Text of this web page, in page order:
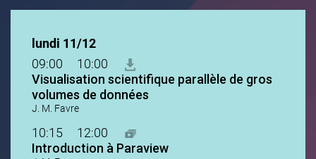
lundi 11/12
09:00
10:00
Visualisation scientifique parallèle de gros
volumes de données
J. M. Favre
10:15
12:00
Introduction à Paraview